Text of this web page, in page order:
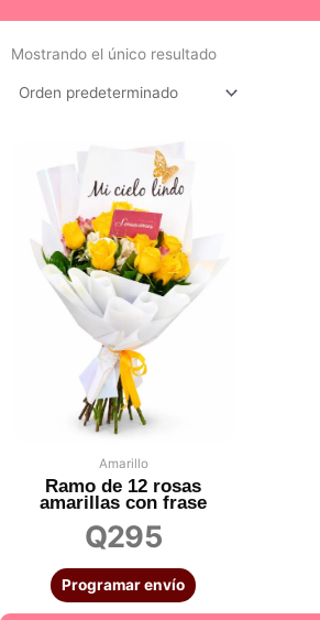
Mostrando el único resultado
Amarillo
Ramo de 12 rosas
amarillas con frase
Q295
Programar envío